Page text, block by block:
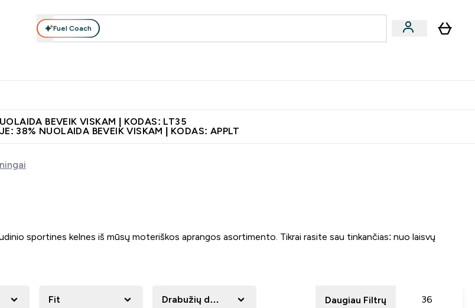
Fuel Coach
BEVEIK VISKAM | KODAS: LT35
38% NUOLAIDA BEVEIK VISKAM | KODAS: APPLT
sportines kelnes iš mūsų moteriškos aprangos asortimento. Tikrai rasite sau tinkančias: nuo laisvų
Fit Drabužių dydis Daugiau Filtrų
36